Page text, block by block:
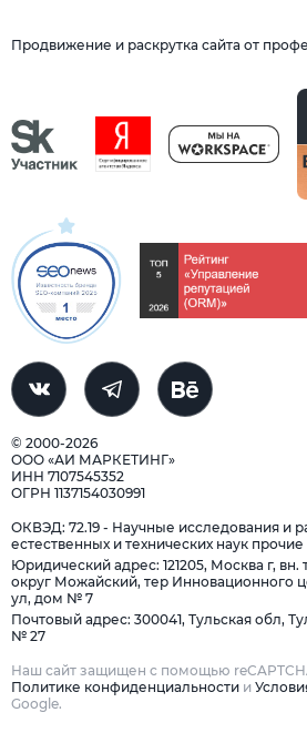
Продвижение и раскрутка сайта от
© 2000-2026
ООО «АИ МАРКЕТИНГ»
ИНН 7107545352
ОГРН 1137154030991
ОКВЭД: 72.19 - Научные исследования и
естественных и технических наук прочие
Юридический адрес: 121205, Москва г,
округ Можайский, тер Инновационного
ул, дом № 7
Почтовый адрес: 300041, Тульская обл,
№ 27
Наш сайт защищен с помощью
Политике конфиденциальности и
Google.